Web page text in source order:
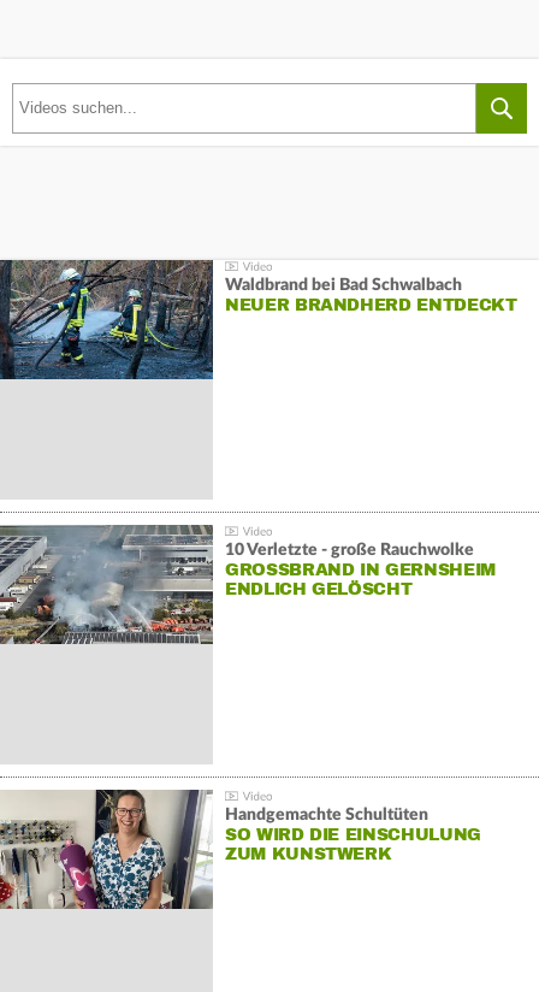
Waldbrand bei Bad Schwalbach
NEUER BRANDHERD ENTDECKT
10 Verletzte - große Rauchwolke
GROSSBRAND IN GERNSHEIM E
NDLICH GELÖSCHT
Handgemachte Schultüten
SO WIRD DIE EINSCHULUNG
ZUM KUNSTWERK